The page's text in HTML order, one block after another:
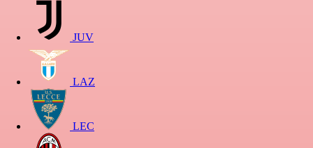
JUV
LAZ
LEC